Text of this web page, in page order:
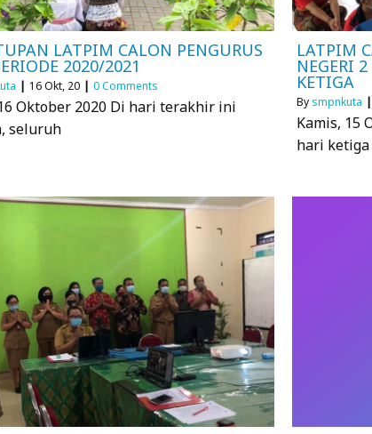
LATPIM CALON PENGURUS
2020/2021
| 16Okt, 20 | 0 Comments
Oktober 2020 Di hari terakhir ini
seluruh
LATPIM
NEGERI
KETIGA
By smpnkuta |
Kamis, 15
hari